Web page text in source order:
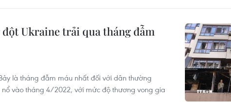
Ukraine trải qua tháng đẫm
là tháng đẫm máu nhất đối với dân thường
nổ vào tháng 4/2022, với mức độ thương vong gia